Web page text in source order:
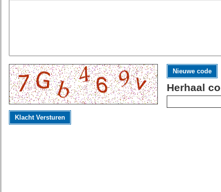
Nieuwe code
Herhaal
Klacht Versturen